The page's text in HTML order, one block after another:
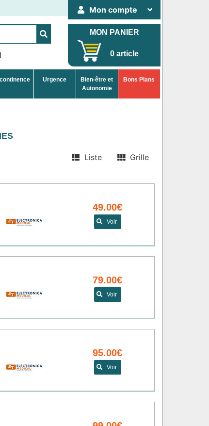
Mon compte
MON PANIER
0 article
Urgence
Bien-être et
Autonomie
Bons Plans
Liste Grille
49.00€
Voir
79.00€
Voir
95.00€
Voir